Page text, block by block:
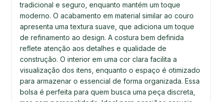
tradicional e seguro, enquanto mantém um toque
moderno. O acabamento em material similar ao couro
apresenta uma textura suave, que adiciona um toque
de refinamento ao design. A costura bem definida
reflete atenção aos detalhes e qualidade de
construção. O interior em uma cor clara facilita a
visualização dos itens, enquanto o espaço é otimizado
para armazenar o essencial de forma organizada. Essa
bolsa é perfeita para quem busca uma peça discreta,